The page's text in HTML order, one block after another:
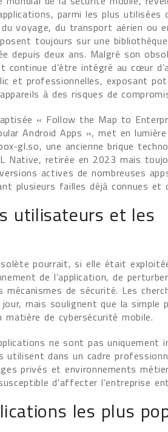
parmi les plus utilisées
voyage, du transport aérien ou
toujours sur une
depuis deux ans. Malgré son
continue d’être intégré au cœur
et professionnelles, exposant
à des risques de
« Follow the Map to
Android Apps », met en
gl.so, une ancienne brique
Native, retirée en 2023 mais
actives de nombreuses
plusieurs failles déjà connues et
utilisateurs et les
pourrait, si elle était
de l’application, de perturber
de sécurité. Les
mais soulignent que la simple
de cybersécurité mobile.
ne sont pas uniquement
utilisent dans un cadre
privés et environnements
d'affecter l’entreprise
les plus